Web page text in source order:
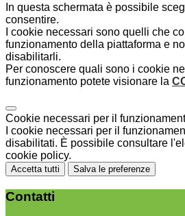
In questa schermata è possibile
consentire.
I cookie necessari sono quelli che
funzionamento della piattaforma e
disabilitarli.
Per conoscere quali sono i cookie
funzionamento potete visionare la
Cookie necessari per il
I cookie necessari per il
disabilitati. È possibile consultare
cookie policy.
Accetta tutti Salva le preferenze
Contatti